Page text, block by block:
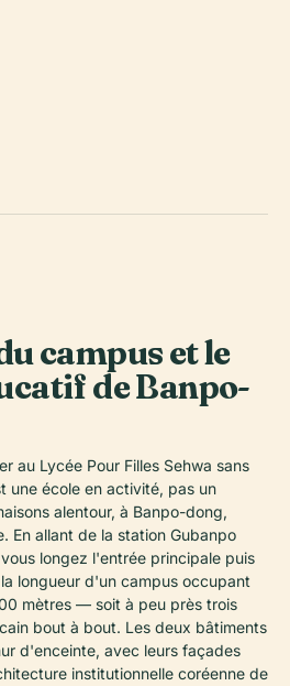
campus et le
de Banpo-
au Lycée Pour Filles Sehwa sans
école en activité, pas un
alentour, à Banpo-dong,
En allant de la station Gubanpo
longez l'entrée principale puis
longueur d'un campus occupant
mètres — soit à peu près trois
bout à bout. Les deux bâtiments
d'enceinte, avec leurs façades
institutionnelle coréenne de